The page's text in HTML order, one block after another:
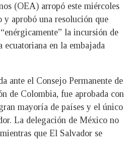
(OEA) arropó este miércoles
y aprobó una resolución que
la incursión de
ecuatoriana en la embajada
ante el Consejo Permanente de
de Colombia, fue aprobada con
mayoría de países y el único
La delegación de México no
que El Salvador se